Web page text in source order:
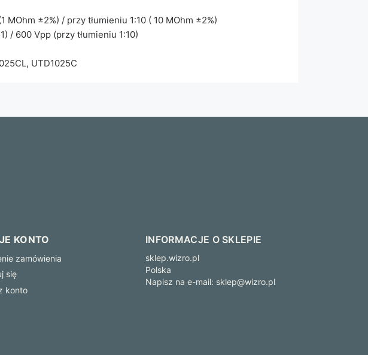
MOhm ±2%) / przy tłumieniu 1:10 ( 10 MOhm ±2%)
/ 600 Vpp (przy tłumieniu 1:10)
UTD1025C
KONTO
zamówienia
się
konto
INFORMACJE O SKLEPIE
sklep.wizro.pl
Polska
Napisz na e-mail: sklep@wizro.pl